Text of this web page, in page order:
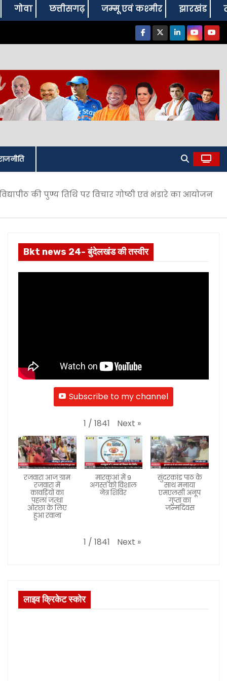
गोवा छत्तीसगढ़ जम्‍मू एवं कश्‍मीर झारखंड
की पुण्य तिथि पर विचार गोष्ठी एवं भंडारे का आयोजन
Bkt news 24- बुंदेलखंड की तस्वीर
Subscribe to my channel
1 / 1841 Next »
रजवारा आज ग्राम
रजवारा में
कावड़ियों का
पहला जत्था
ओरछा के लिए
हुआ रवाना
मारकुआं में 9
अगस्त को विशाल
नेत्र शिविर
सुंदरकांड पाठ के
साथ मनाया
एमएलसी अनूप
गुप्ता का
जन्मदिवस
1 / 1841 Next »
लाइव क्रिकेट स्कोर